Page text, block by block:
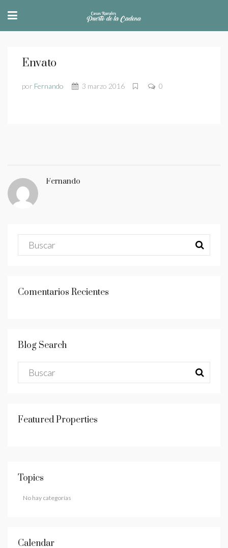
Envato
por Fernando 3 marzo 2016 0
Fernando
Comentarios Recientes
Blog Search
Featured Properties
Topics
No hay categorías
Calendar